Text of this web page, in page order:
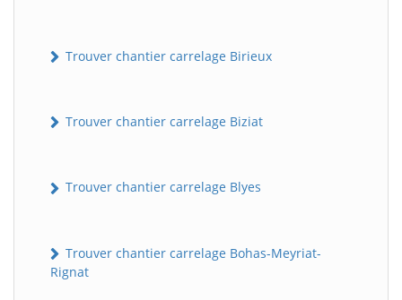
Trouver chantier carrelage Birieux
Trouver chantier carrelage Biziat
Trouver chantier carrelage Blyes
Trouver chantier carrelage Bohas-Meyriat-
Rignat